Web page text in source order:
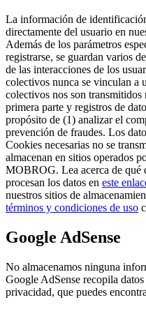
La información de
directamente del usuario en
Además de los parámetros
registrarse, se guardan varios
de las interacciones de los
colectivos nunca se vinculan a
colectivos nos son
primera parte y registros de
propósito de (1) analizar el
prevención de fraudes. Los
Cookies necesarias no se
almacenan en sitios operados
MOBROG. Lea acerca de qué
procesan los datos en este
nuestros sitios de
términos y condiciones de uso
Google AdSense
No almacenamos ninguna
Google AdSense recopila
privacidad, que puedes